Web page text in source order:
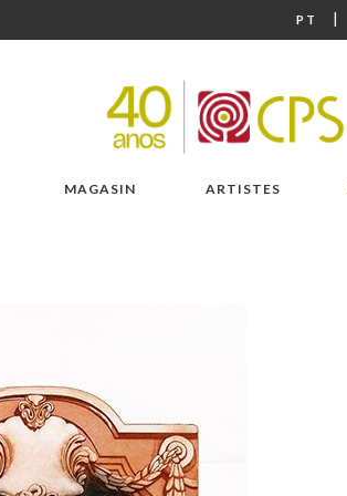
PT |
MAGASIN ARTISTES